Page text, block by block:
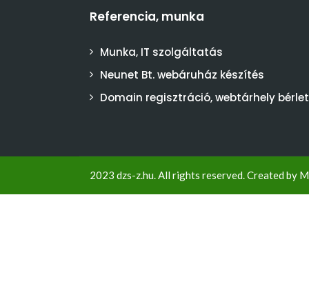
Referencia, munka
Munka, IT szolgáltatás
Neunet Bt. webáruház készítés
Domain regisztráció, webtárhely bérlet
2023 dzs-z.hu. All rights reserved. Created by